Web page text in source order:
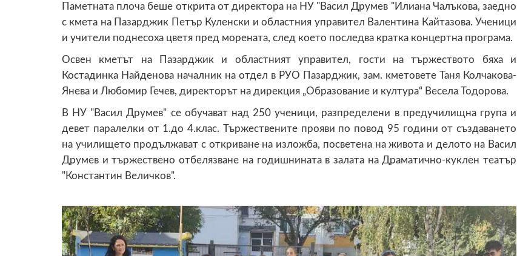
Паметната плоча беше открита от директора на НУ "Васил Друмев "Илиана Чалъкова, заедно
с кмета на Пазарджик Петър Куленски и областния управител Валентина Кайтазова. Ученици
и учители поднесоха цветя пред морената, след което последва кратка концертна програма.
Освен кметът на Пазарджик и областният управител, гости на тържеството бяха и
Костадинка Найденова началник на отдел в РУО Пазарджик, зам. кметовете Таня Колчакова-
Янева и Любомир Гечев, директорът на дирекция „Образование и култура“ Весела Тодорова.
В НУ "Васил Друмев" се обучават над 250 ученици, разпределени в предучилищна група и
девет паралелки от 1.до 4.клас. Тържествените прояви по повод 95 години от създаването
на училището продължават с откриване на изложба, посветена на живота и делото на Васил
Друмев и тържествено отбелязване на годишнината в залата на Драматично-куклен театър
"Константин Величков".